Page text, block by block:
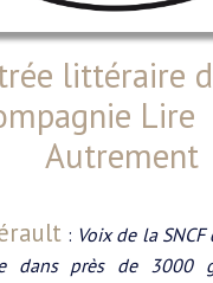
littéraire
Lire
Autrement
: Voix de la
dans près de 3000